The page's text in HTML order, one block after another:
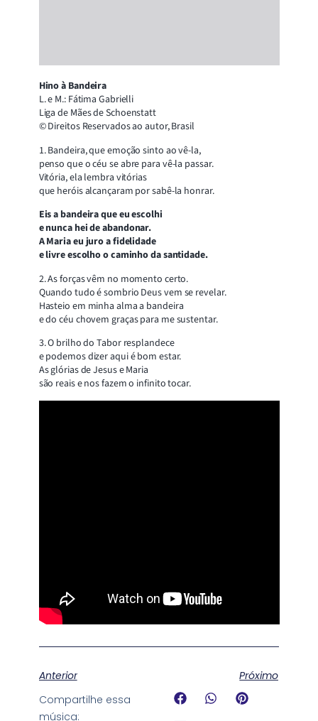
Hino à Bandeira
L. e M.: Fátima Gabrielli
Liga de Mães de Schoenstatt
© Direitos Reservados ao autor, Brasil
1. Bandeira, que emoção sinto ao vê-la,
penso que o céu se abre para vê-la passar.
Vitória, ela lembra vitórias
que heróis alcançaram por sabê-la honrar.
Eis a bandeira que eu escolhi
e nunca hei de abandonar.
A Maria eu juro a fidelidade
e livre escolho o caminho da santidade.
2. As forças vêm no momento certo.
Quando tudo é sombrio Deus vem se revelar.
Hasteio em minha alma a bandeira
e do céu chovem graças para me sustentar.
3. O brilho do Tabor resplandece
e podemos dizer aqui é bom estar.
As glórias de Jesus e Maria
são reais e nos fazem o infinito tocar.
Anterior
Próximo
Compartilhe essa
música: